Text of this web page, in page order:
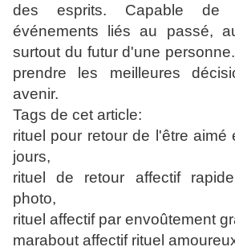
des esprits. Capable de
événements liés au passé,
surtout du futur d'une
prendre les meilleures
avenir.
Tags de cet article:
rituel pour retour de l'être aimé
jours,
rituel de retour affectif
photo,
rituel affectif par envoûtement
marabout affectif rituel